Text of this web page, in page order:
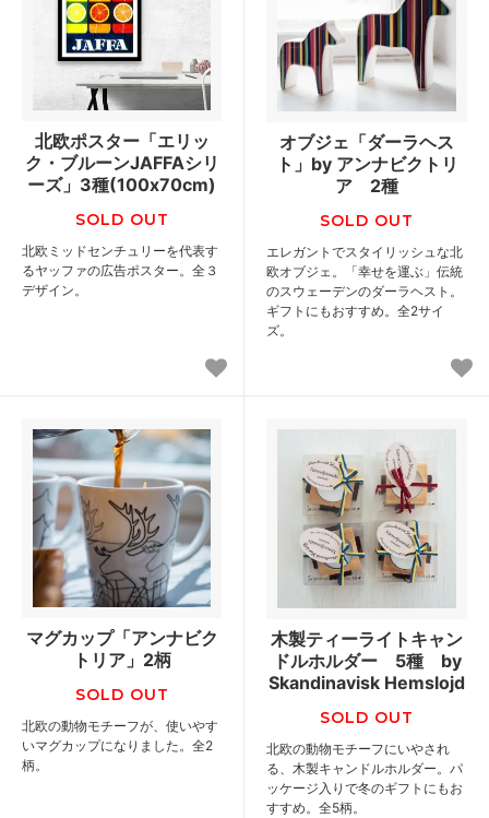
北欧ポスター「エリッ
ク・ブルーンJAFFAシリ
ーズ」3種(100x70cm)
SOLD OUT
北欧ミッドセンチュリーを代表す
るヤッファの広告ポスター。全３
デザイン。
オブジェ「ダーラヘス
ト」by アンナビクトリ
ア 2種
SOLD OUT
エレガントでスタイリッシュな北
欧オブジェ。「幸せを運ぶ」伝統
のスウェーデンのダーラヘスト。
ギフトにもおすすめ。全2サイ
ズ。
マグカップ「アンナビク
トリア」2柄
SOLD OUT
北欧の動物モチーフが、使いやす
いマグカップになりました。全2
柄。
木製ティーライトキャン
ドルホルダー 5種 by
Skandinavisk Hemslojd
SOLD OUT
北欧の動物モチーフにいやされ
る、木製キャンドルホルダー。パ
ッケージ入りで冬のギフトにもお
すすめ。全5柄。